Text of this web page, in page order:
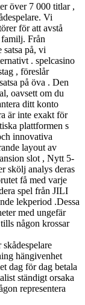
över 7 000 titlar ,
Vi
för att avstå
Från
på, vi
. spelcasino
, föreslår
på öva . Den
oavsett om du
ditt konto
är inte exakt för
plattformen s
innovativa
layout av
slot , Nytt 5-
skölj analys deras
få med varje
spel från JILI
lekperiod .Dessa
med ungefär
någon krossar
hängivenhet
dag för dag betala
ständigt orsaka
representera